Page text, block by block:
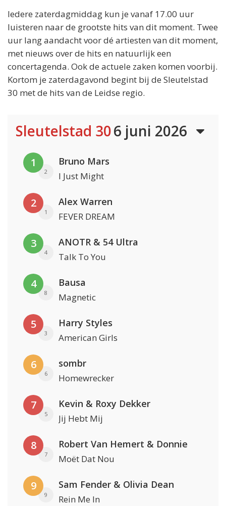
Iedere zaterdagmiddag kun je vanaf 17.00 uur
luisteren naar de grootste hits van dit moment. Twee
uur lang aandacht voor dé artiesten van dit moment,
met nieuws over de hits en natuurlijk een
concertagenda. Ook de actuele zaken komen voorbij.
Kortom je zaterdagavond begint bij de Sleutelstad
30 met de hits van de Leidse regio.
Sleutelstad 306 juni 2026
1
2
Bruno Mars
I Just Might
2
1
Alex Warren
FEVER DREAM
3
4
ANOTR & 54 Ultra
Talk To You
4
8
Bausa
Magnetic
5
3
Harry Styles
American Girls
6
6
sombr
Homewrecker
7
5
Kevin & Roxy Dekker
Jij Hebt Mij
8
7
Robert Van Hemert & Donnie
Moët Dat Nou
9
9
Sam Fender & Olivia Dean
Rein Me In